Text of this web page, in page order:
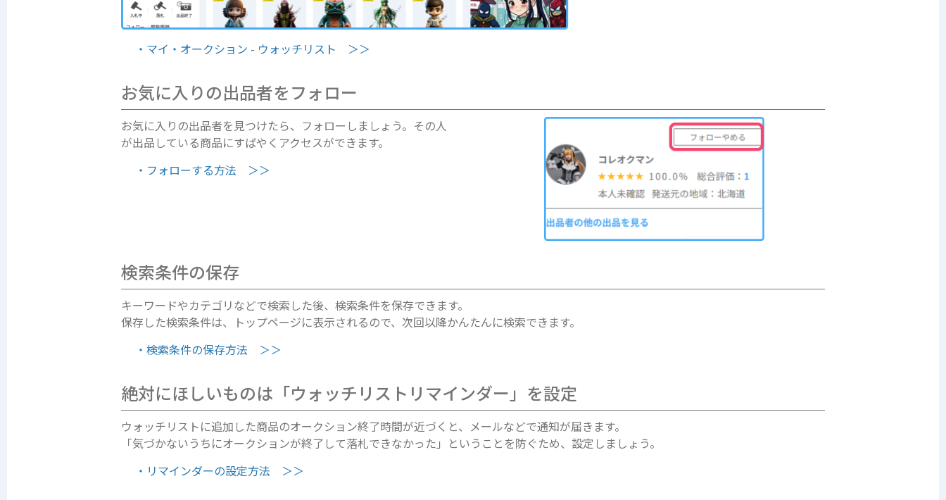
・マイ・オークション - ウォッチリスト ＞＞
お気に入りの出品者をフォロー
お気に入りの出品者を見つけたら、フォローしましょう。その人
が出品している商品にすばやくアクセスができます。
・フォローする方法 ＞＞
検索条件の保存
キーワードやカテゴリなどで検索した後、検索条件を保存できます。
保存した検索条件は、トップページに表示されるので、次回以降かんたんに検索できます。
・検索条件の保存方法 ＞＞
絶対にほしいものは「ウォッチリストリマインダー」を設定
ウォッチリストに追加した商品のオークション終了時間が近づくと、メールなどで通知が届きます。
「気づかないうちにオークションが終了して落札できなかった」ということを防ぐため、設定しましょう。
・リマインダーの設定方法 ＞＞